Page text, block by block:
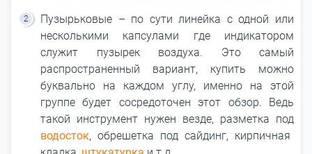
Пузырьковые – по сути линейка с одной или
несколькими капсулами где индикатором
служит пузырек воздуха. Это самый
распространенный вариант, купить можно
буквально на каждом углу, именно на этой
группе будет сосредоточен этот обзор. Ведь
такой инструмент нужен везде, разметка под
водосток, обрешетка под сайдинг, кирпичная